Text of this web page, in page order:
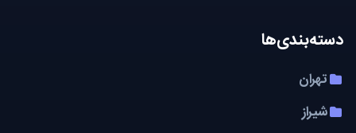
دسته‌بندی‌ها
تهران
شیراز